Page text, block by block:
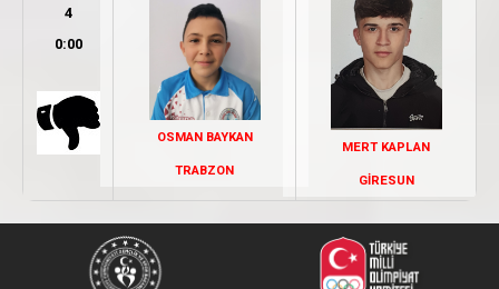
4
0:00
OSMAN BAYKAN
TRABZON
MERT KAPLAN
GİRESUN